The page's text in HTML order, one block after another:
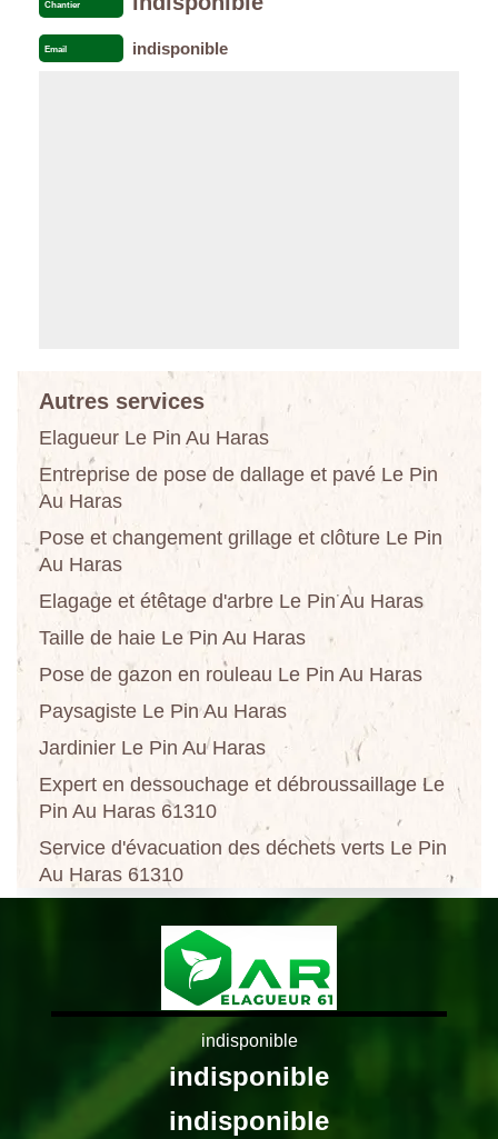
Chantier
Email indisponible
Autres services
Elagueur Le Pin Au Haras
Entreprise de pose de dallage et pavé Le Pin
Au Haras
Pose et changement grillage et clôture Le Pin
Au Haras
Elagage et étêtage d'arbre Le Pin Au Haras
Taille de haie Le Pin Au Haras
Pose de gazon en rouleau Le Pin Au Haras
Paysagiste Le Pin Au Haras
Jardinier Le Pin Au Haras
Expert en dessouchage et débroussaillage Le
Pin Au Haras 61310
Service d'évacuation des déchets verts Le Pin
Au Haras 61310
indisponible
indisponible
indisponible